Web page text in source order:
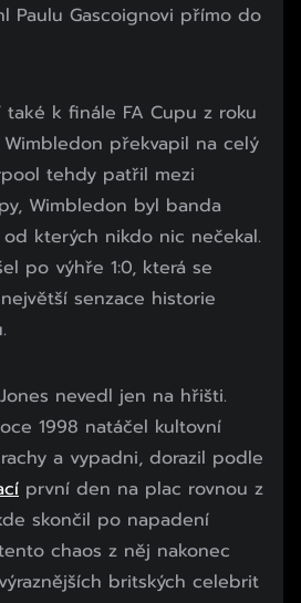
Paulu Gascoignovi přímo do
také k finále FA Cupu z roku
Wimbledon překvapil na celý
tehdy patřil mezi
Wimbledon byl banda
kterých nikdo nic nečekal.
po výhře 1:0, která se
senzace historie
nevedl jen na hřišti.
1998 natáčel kultovní
a vypadni, dorazil podle
první den na plac rovnou z
skončil po napadení
chaos z něj nakonec
britských celebrit